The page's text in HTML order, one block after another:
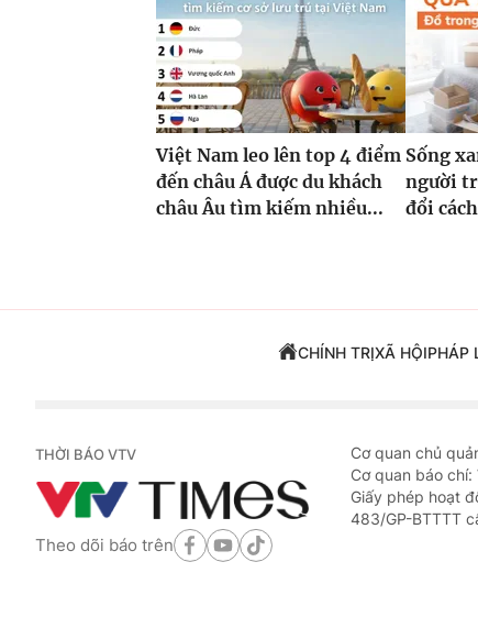
Việt Nam leo lên top 4 điểm
đến châu Á được du khách
châu Âu tìm kiếm nhiều...
Sống
người
đổi
CHÍNH TRỊXÃ HỘIPHÁP
THỜI BÁO VTV
Theo dõi báo trên
Cơ quan chủ
Cơ quan báo chí:
Giấy phép hoạt
483/GP-BTTTT